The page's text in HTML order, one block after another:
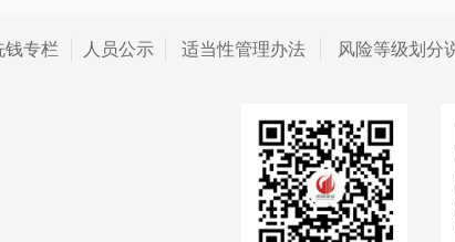
钱专栏 人员公示 适当性管理办法 风险等级划分